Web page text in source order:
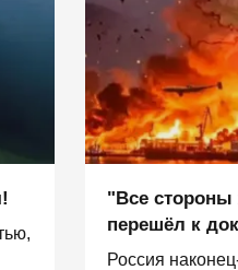
"Все
перешёл к
Россия